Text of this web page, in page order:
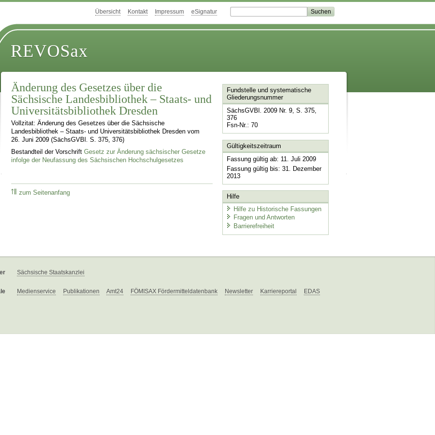
Übersicht Kontakt Impressum eSignatur
REVOSax
Änderung des Gesetzes über die
Sächsische Landesbibliothek – Staats- und
Universitätsbibliothek Dresden
Vollzitat: Änderung des Gesetzes über die Sächsische
Landesbibliothek – Staats- und Universitätsbibliothek Dresden vom
26. Juni 2009 (SächsGVBl. S. 375, 376)
Bestandteil der VorschriftGesetz zur Änderung sächsischer Gesetze
infolge der Neufassung des Sächsischen Hochschulgesetzes
zum Seitenanfang
Fundstelle und systematische
Gliederungsnummer
SächsGVBl. 2009 Nr. 9, S. 375,
376
Fsn-Nr.: 70
Gültigkeitszeitraum
Fassung gültig ab: 11. Juli 2009
Fassung gültig bis: 31. Dezember
2013
Hilfe
Hilfe zu Historische Fassungen
Fragen und Antworten
Barrierefreiheit
Sächsische Staatskanzlei
Medienservice Publikationen Amt24 FÖMISAX Fördermitteldatenbank Newsletter Karriereportal EDAS